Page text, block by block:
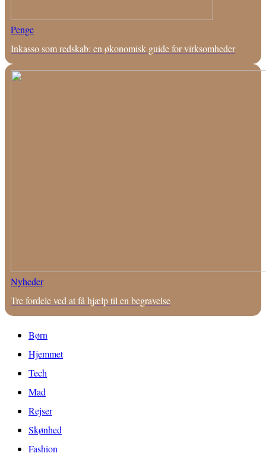
Penge
Inkasso som redskab: en økonomisk guide for virksomheder
Nyheder
Tre fordele ved at få hjælp til en begravelse
Børn
Hjemmet
Tech
Mad
Rejser
Skønhed
Fashion